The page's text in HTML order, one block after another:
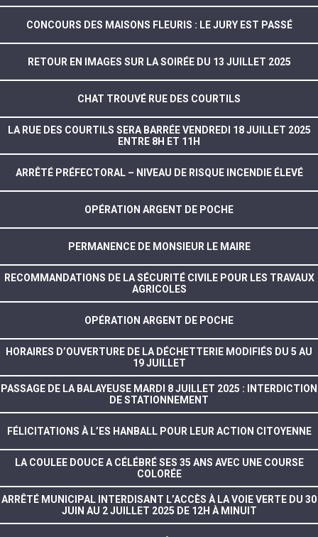
CONCOURS DES MAISONS FLEURIS : LE JURY EST PASSÉ
RETOUR EN IMAGES SUR LA SOIRÉE DU 13 JUILLET 2025
CHAT TROUVÉ RUE DES COURTILS
LA RUE DES COURTILS SERA BARRÉE VENDREDI 18 JUILLET 2025
ENTRE 8H ET 11H
ARRÊTÉ PRÉFECTORAL – NIVEAU DE RISQUE INCENDIE ÉLEVÉ
OPÉRATION ARGENT DE POCHE
PERMANENCE DE MONSIEUR LE MAIRE
RECOMMANDATIONS DE LA SÉCURITÉ CIVILE POUR LES TRAVAUX
AGRICOLES
OPÉRATION ARGENT DE POCHE
HORAIRES D’OUVERTURE DE LA DÉCHETTERIE MODIFIÉS DU 5 AU
19 JUILLET
PASSAGE DE LA BALAYEUSE MARDI 8 JUILLET 2025 : INTERDICTION
DE STATIONNEMENT
FÉLICITATIONS À L’ES HANBALL POUR LEUR ACTION CITOYENNE
LA COULEE DOUCE A CÉLÉBRÉ SES 35 ANS AVEC UNE COURSE
COLORÉE
ARRÊTÉ MUNICIPAL INTERDISANT L’ACCÈS À LA VOIE VERTE DU 30
JUIN AU 2 JUILLET 2025 DE 12H À MINUIT